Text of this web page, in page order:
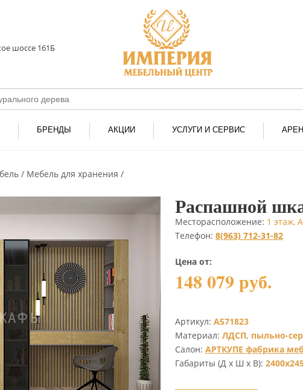
шоссе 161Б
БРЕНДЫ АКЦИИ УСЛУГИ И СЕРВИС
Мебель для хранения
Распашной
Месторасположение: 1 этаж,
Телефон: 8(963) 712-31-82
Цена от:
148 079 руб.
Артикул: А571823
Материал: ЛДСП, пыльно-
Салон: АРТКУПЕ фабрика
Габариты (Д х Ш х В):